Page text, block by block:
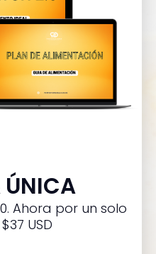
ÚNICA
Ahora por un solo
USD